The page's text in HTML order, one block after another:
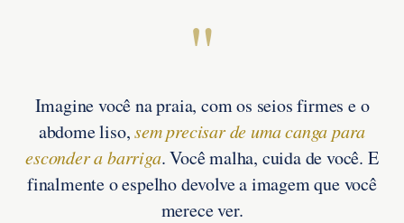
"
Imagine você na praia, com os seios firmes e o
abdome liso,sem precisar de uma canga para
esconder a barriga. Você malha, cuida de você. E
finalmente o espelho devolve a imagem que você
merece ver.